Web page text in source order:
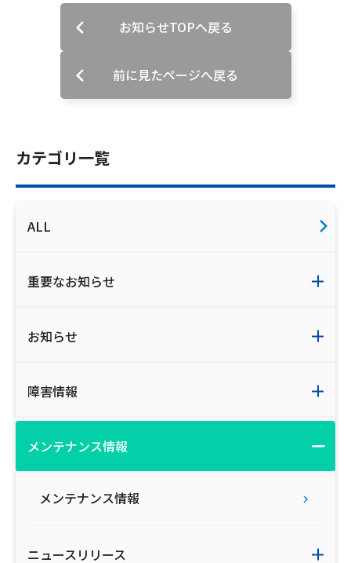
放送基準
安全・安心マーク
放送番組審議会議事録
ご利用約款・重要事項説明書
カテゴリ一覧
ALL
重要なお知らせ
お知らせ
障害情報
メンテナンス情報
メンテナンス情報
ニュースリリース
お知らせTOPへ戻る
前に見たページへ戻る